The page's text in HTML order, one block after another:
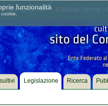
Come associarsi
Legislazione Ricerca
funzionalità